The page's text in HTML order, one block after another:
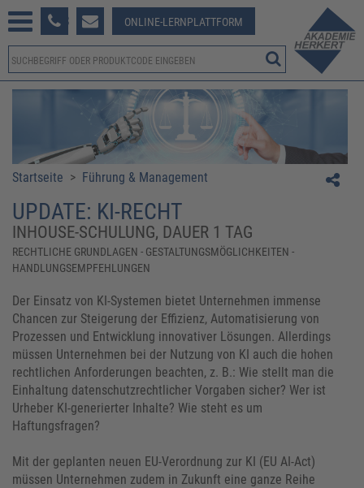
381-123 ONLINE-LERNPLATTFORM
Startseite > Führung & Management
UPDATE: KI-RECHT
INHOUSE-SCHULUNG, DAUER 1 TAG
RECHTLICHE GRUNDLAGEN - GESTALTUNGSMÖGLICHKEITEN -
HANDLUNGSEMPFEHLUNGEN
Der Einsatz von KI-Systemen bietet Unternehmen immense
Chancen zur Steigerung der Effizienz, Automatisierung von
Prozessen und Entwicklung innovativer Lösungen. Allerdings
müssen Unternehmen bei der Nutzung von KI auch die hohen
rechtlichen Anforderungen beachten, z. B.: Wie stellt man die
Einhaltung datenschutzrechtlicher Vorgaben sicher? Wer ist
Urheber KI-generierter Inhalte? Wie steht es um
Haftungsfragen?
Mit der geplanten neuen EU-Verordnung zur KI (EU AI-Act)
müssen Unternehmen zudem in Zukunft eine ganze Reihe